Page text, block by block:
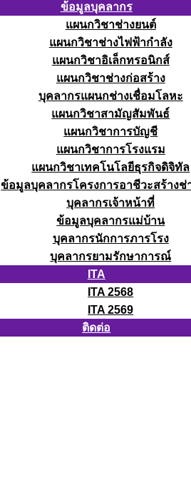
ข้อมูลบุคลากร
แผนกวิชาช่างยนต์
แผนกวิชาช่างไฟฟ้ากำลัง
แผนกวิชาอิเล็กทรอนิกส์
แผนกวิชาช่างก่อสร้าง
บุคลากรแผนกช่างเชื่อมโลหะ
แผนกวิชาสามัญสัมพันธ์
แผนกวิชาการบัญชี
แผนกวิชาการโรงแรม
แผนกวิชาเทคโนโลยีธุรกิจดิจิทัล
ข้อมูลบุคลากรโครงการอาชีวะสร้างช่
บุคลากรเจ้าหน้าที่
ข้อมูลบุคลากรแม่บ้าน
บุคลากรนักการภารโรง
บุคลากรยามรักษาการณ์
ITA
ITA 2568
ITA 2569
ติดต่อ